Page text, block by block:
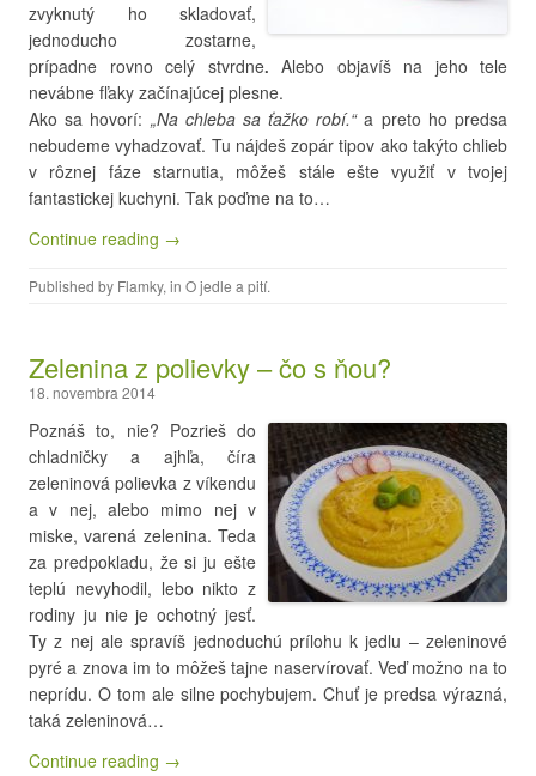
zvyknutý ho skladovať,
jednoducho zostarne,
prípadne rovno celý stvrdne. Alebo objavíš na jeho tele
nevábne fľaky začínajúcej plesne.
Ako sa hovorí: „Na chleba sa ťažko robí.“a preto ho predsa
nebudeme vyhadzovať. Tu nájdeš zopár tipov ako takýto chlieb
v rôznej fáze starnutia, môžeš stále ešte využiť v tvojej
fantastickej kuchyni. Tak poďme na to…
Continue reading →
Published by Flamky, in O jedle a pití.
Zelenina z polievky – čo s ňou?
18. novembra 2014
Poznáš to, nie? Pozrieš do
chladničky a ajhľa, číra
zeleninová polievka z víkendu
a v nej, alebo mimo nej v
miske, varená zelenina. Teda
za predpokladu, že si ju ešte
teplú nevyhodil, lebo nikto z
rodiny ju nie je ochotný jesť.
Ty z nej ale spravíš jednoduchú prílohu k jedlu – zeleninové
pyré a znova im to môžeš tajne naservírovať. Veď možno na to
neprídu. O tom ale silne pochybujem. Chuť je predsa výrazná,
taká zeleninová…
Continue reading →